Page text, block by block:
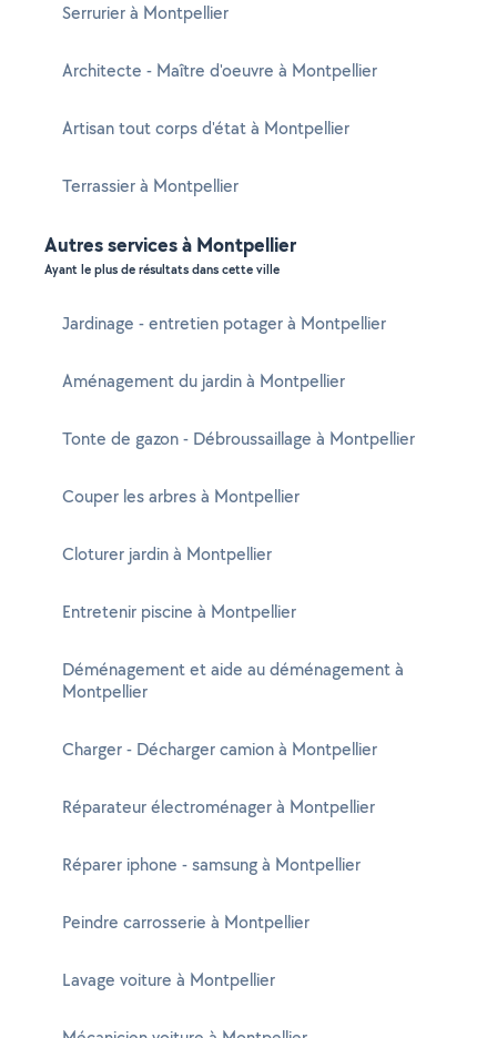
Serrurier à Montpellier
Architecte - Maître d'oeuvre à Montpellier
Artisan tout corps d'état à Montpellier
Terrassier à Montpellier
Autres services à Montpellier
Ayant le plus de résultats dans cette ville
Jardinage - entretien potager à Montpellier
Aménagement du jardin à Montpellier
Tonte de gazon - Débroussaillage à Montpellier
Couper les arbres à Montpellier
Cloturer jardin à Montpellier
Entretenir piscine à Montpellier
Déménagement et aide au déménagement à
Montpellier
Charger - Décharger camion à Montpellier
Réparateur électroménager à Montpellier
Réparer iphone - samsung à Montpellier
Peindre carrosserie à Montpellier
Lavage voiture à Montpellier